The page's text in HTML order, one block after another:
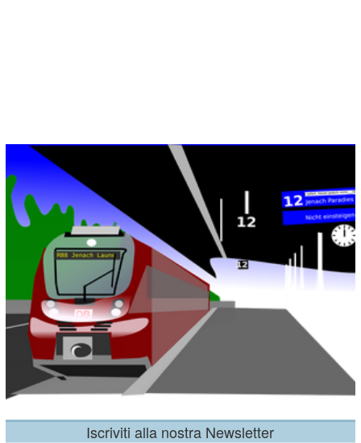
Iscriviti alla nostra Newsletter